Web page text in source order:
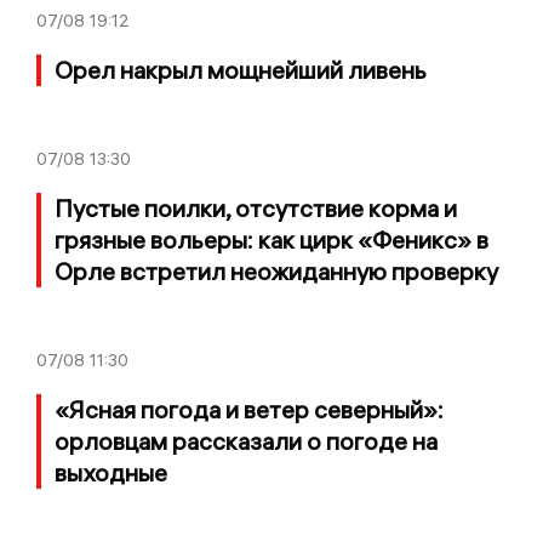
07/08 19:12
Орел накрыл мощнейший ливень
07/08 13:30
Пустые поилки, отсутствие корма и
грязные вольеры: как цирк «Феникс» в
Орле встретил неожиданную проверку
07/08 11:30
«Ясная погода и ветер северный»:
орловцам рассказали о погоде на
выходные